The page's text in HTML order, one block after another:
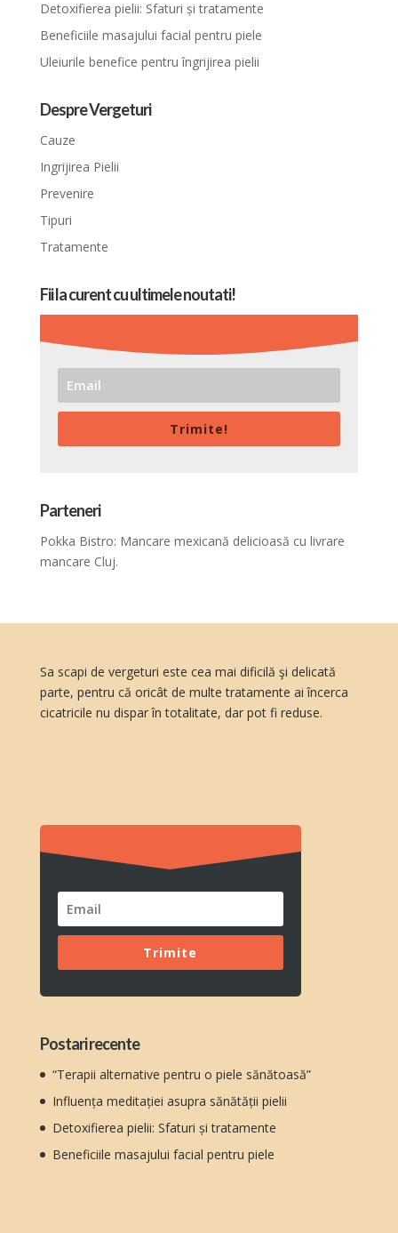
Detoxifierea pielii: Sfaturi și tratamente
Beneficiile masajului facial pentru piele
Uleiurile benefice pentru îngrijirea pielii
Despre Vergeturi
Cauze
Ingrijirea Pielii
Prevenire
Tipuri
Tratamente
Fii la curent cu ultimele noutati!
Trimite!
Parteneri
Pokka Bistro: Mancare mexicană delicioasă cu livrare
mancare Cluj.
Sa scapi de vergeturi este cea mai dificilă şi delicată
parte, pentru că oricât de multe tratamente ai încerca
cicatricile nu dispar în totalitate, dar pot fi reduse.
Trimite
Postari recente
“Terapii alternative pentru o piele sănătoasă”
Influența meditației asupra sănătății pielii
Detoxifierea pielii: Sfaturi și tratamente
Beneficiile masajului facial pentru piele